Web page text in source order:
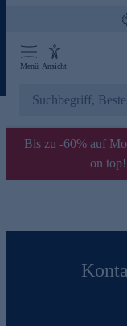
Menü Ansicht
Bis zu -60% auf
on top!